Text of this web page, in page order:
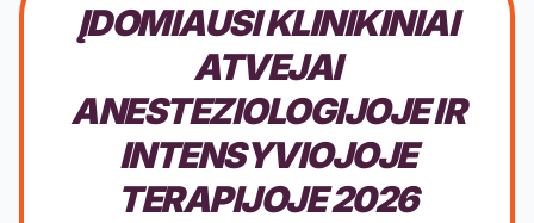
ĮDOMIAUSI KLINIKINIAI
ATVEJAI
ANESTEZIOLOGIJOJE IR
INTENSYVIOJOJE
TERAPIJOJE 2026